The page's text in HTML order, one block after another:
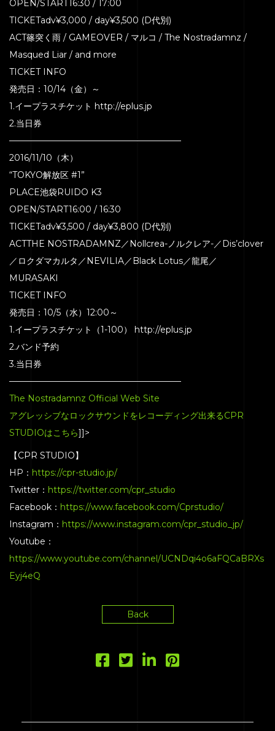
ENGENEER
CONTACT
OPEN/START16:30 / 17:00
TICKETadv¥3,000 / day¥3,500 (D代別)
ACT篠突く雨 / GAMEOVER / マルコ / The Nostradamnz /
Masqued Liar / and more
TICKET INFO
発売日：10/14（金）～
1.イープラスチケット http://eplus.jp
2.当日券
————————————————————
2016/11/10（木）
“TOKYO解放区 #1”
PLACE池袋RUIDO K3
OPEN/START16:00 / 16:30
TICKETadv¥3,500 / day¥3,800 (D代別)
ACTTHE NOSTRADAMNZ／Nollcrea-ノルクレア-／Dis’clover
／ロクダマカルタ／NEVILIA／Black Lotus／龍尾／
MURASAKI
TICKET INFO
発売日：10/5（水）12:00～
1.イープラスチケット（1-100） http://eplus.jp
2.バンド予約
3.当日券
————————————————————
The Nostradamnz Official Web Site
アグレッシブなロックサウンドをレコーディング出来るCPR
STUDIOはこちら]]>
【CPR STUDIO】
HP： https://cpr-studio.jp/
Twitter： https://twitter.com/cpr_studio
Facebook： https://www.facebook.com/Cprstudio/
Instagram： https://www.instagram.com/cpr_studio_jp/
Youtube：
https://www.youtube.com/channel/UCNDqi4o6aFQCaBRXs
Eyj4eQ
Back